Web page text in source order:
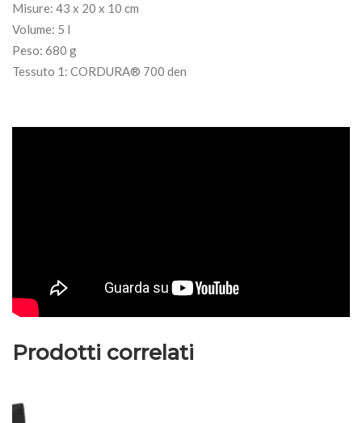
Misure: 43 x 20 x 10 cm
Volume: 5 l
Peso: 680 g
Tessuto 1: CORDURA® 700 den
Prodotti correlati